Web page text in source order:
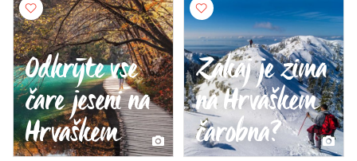
Odkrijte vse
čare jeseni na
Hrvaškem
Zakaj je zima
na Hrvaškem
čarobna?